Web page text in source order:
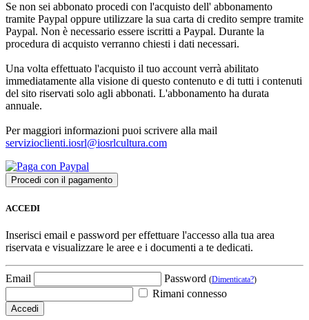
Se non sei abbonato procedi con l'acquisto dell' abbonamento
tramite Paypal oppure utilizzare la sua carta di credito sempre tramite
Paypal. Non è necessario essere iscritti a Paypal. Durante la
procedura di acquisto verranno chiesti i dati necessari.
Una volta effettuato l'acquisto il tuo account verrà abilitato
immediatamente alla visione di questo contenuto e di tutti i contenuti
del sito riservati solo agli abbonati. L'abbonamento ha durata
annuale.
Per maggiori informazioni puoi scrivere alla mail
servizioclienti.iosrl@iosrlcultura.com
ACCEDI
Inserisci email e password per effettuare l'accesso alla tua area
riservata e visualizzare le aree e i documenti a te dedicati.
Email Password (Dimenticata?)
Rimani connesso